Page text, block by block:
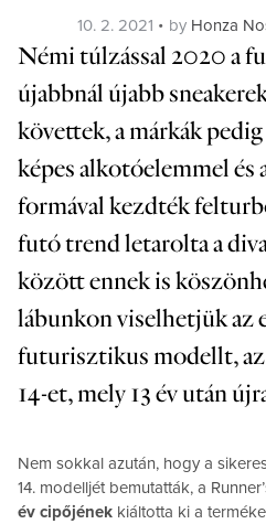
Posted
on
10. 2. 2021 by Honza
Némi túlzással 2020 a
újabbnál újabb
követtek, a márkák
képes alkotóelemmel és
formával kezdték
futó trend letarolta a
között ennek is
lábunkon viselhetjük az
futurisztikus modellt,
14-et, mely 13 év után
Nem sokkal azután, hogy a
14. modelljét bemutatták, a
év cipőjének kiáltotta ki a